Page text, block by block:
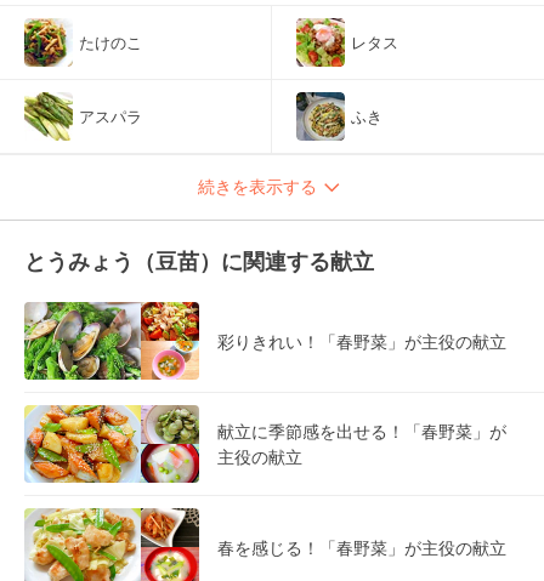
たけのこ レタス
アスパラ ふき
続きを表示する
とうみょう（豆苗）に関連する献立
彩りきれい！「春野菜」が主役の献立
献立に季節感を出せる！「春野菜」が
主役の献立
春を感じる！「春野菜」が主役の献立